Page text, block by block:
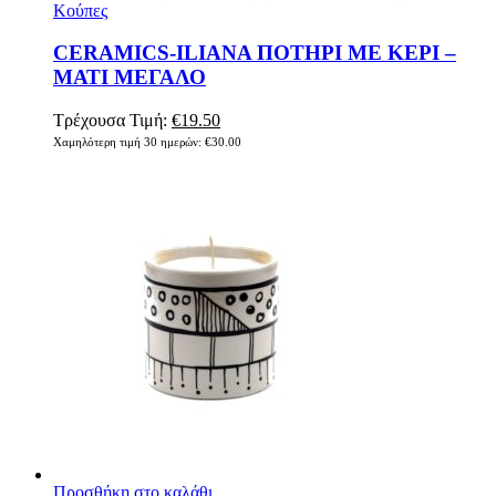
Κούπες
CERAMICS-ILIANA ΠΟΤΗΡΙ ΜΕ ΚΕΡΙ –
ΜΑΤΙ ΜΕΓΑΛΟ
Τρέχουσα Τιμή: Original
price
€19.50Η
τρέχουσα
Χαμηλότερη τιμή 30 ημερών: €30.00